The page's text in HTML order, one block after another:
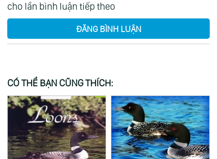
cho lần bình luận tiếp theo
ĐĂNG BÌNH LUẬN
CÓ THỂ BẠN CŨNG THÍCH: